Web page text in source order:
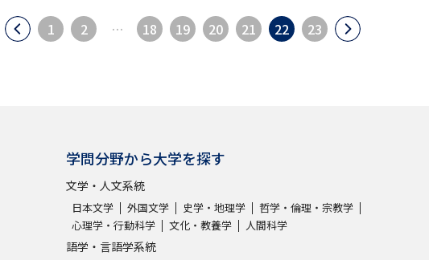
1 2 … 18 19 20 21 22 23
学問分野から大学を探す
文学・人文系統
日本文学 外国文学 史学・地理学
哲学・倫理・宗教学
心理学・行動科学
文化・教養学 人間科学
語学・言語学系統